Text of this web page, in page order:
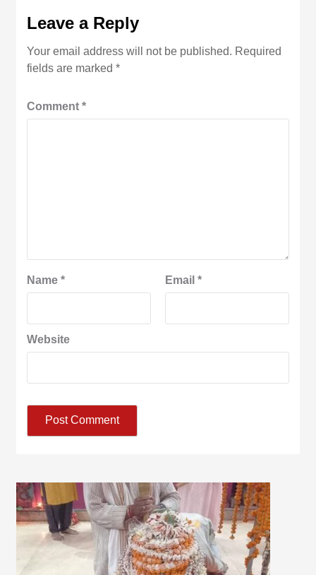
Leave a Reply
Your email address will not be published. Required
fields are marked*
Comment*
Name* Email *
Website